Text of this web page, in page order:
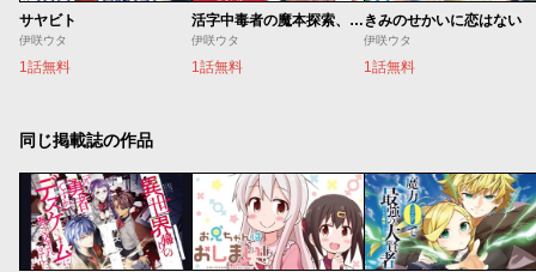
サヤビト
伊咲ウタ
1話無料
活字中毒者の魔本探索、あるいは裏図書館のこと ―マホタン―
伊咲ウタ
1話無料
きみのせかいに恋はない
伊咲ウタ
1話無料
同じ掲載誌の作品